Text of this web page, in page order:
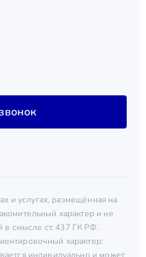
и услугах, размещённая на
характер и не
в смысле ст. 437 ГК РФ.
характер: